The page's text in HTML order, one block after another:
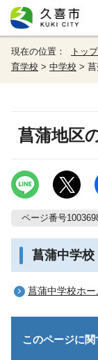
現在の位置： トッ
育学校 > 中学校 > 菖
菖蒲地区
ページ番号
菖蒲中学校
菖蒲中学校ホー
このページに関